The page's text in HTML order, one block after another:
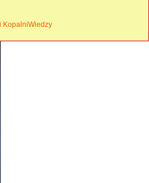
KopalniWiedzy